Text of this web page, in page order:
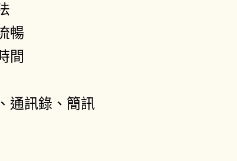
暢
間
通訊錄、簡訊